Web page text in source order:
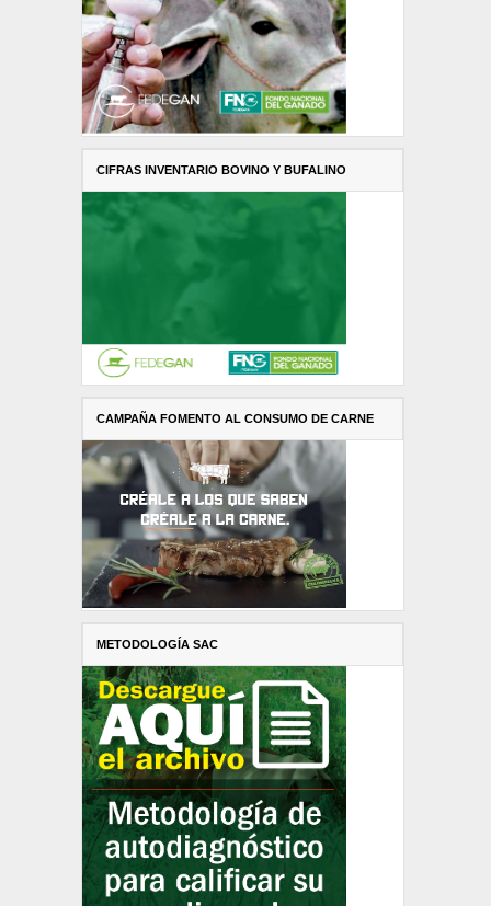
CIFRAS INVENTARIO BOVINO Y BUFALINO
CAMPAÑA FOMENTO AL CONSUMO DE CARNE
METODOLOGÍA SAC